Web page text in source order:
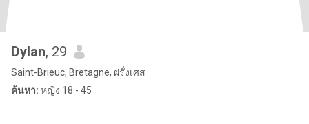
Dylan, 29
Saint-Brieuc, Bretagne, ฝรั่งเศส
ค้นหา: หญิง 18 - 45